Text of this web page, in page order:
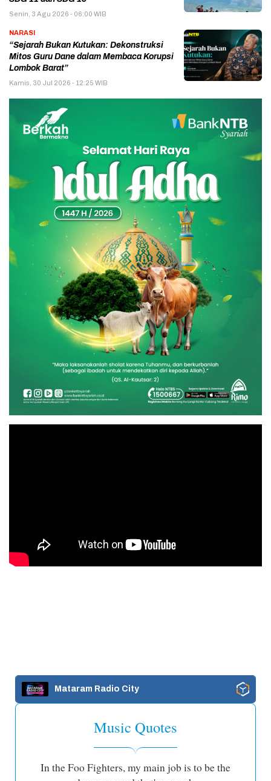
Senin, 3 Agu 2026 - 06:00 WIB
NARASI
“Sejarah Bukan Kutukan: Dekonstruksi
Mitos Guru Dane dalam Membaca Korupsi
Lombok Barat”
Kamis, 30 Jul 2026 - 12:25 WIB
Mataram Radio City
Music Quotes
In the Foo Fighters, my main job is to be the